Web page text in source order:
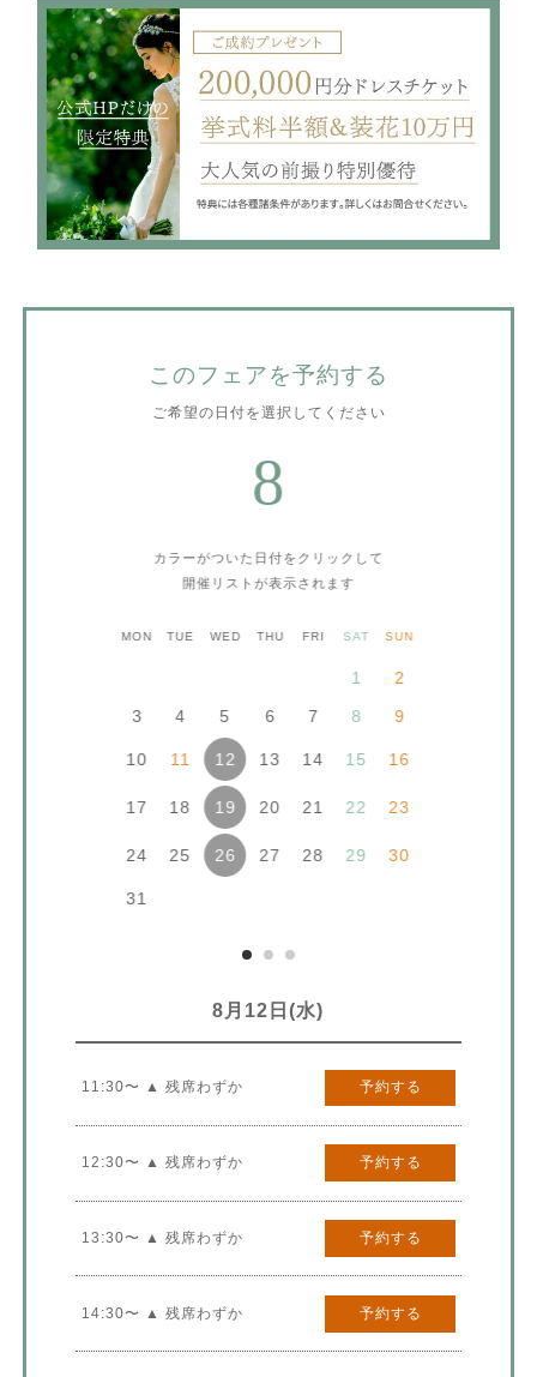
このフェアを予約する
ご希望の日付を選択してください
8
カラーがついた日付をクリックして
開催リストが表示されます
MON TUE WED THU FRI SAT SUN
1
2
3
4 5 6 7 8 9
10 11 12 13 14 15 16
17 18 19 20 21 22 23
24 25 26 27 28 29 30
31
8月12日(水)
11:30〜 ▲ 残席わずか 予約する
12:30〜 ▲ 残席わずか 予約する
13:30〜 ▲ 残席わずか 予約する
14:30〜 ▲ 残席わずか 予約する